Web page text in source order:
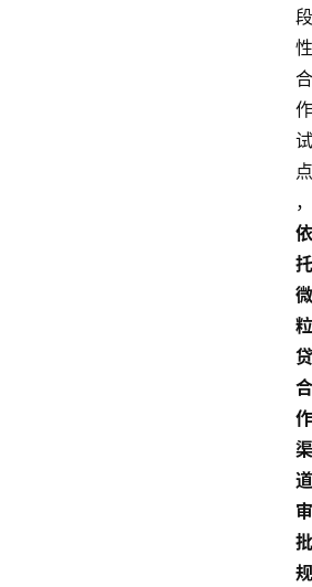
段
性
合
作
试
点
，
依
托
微
粒
贷
合
作
渠
道
审
批
规